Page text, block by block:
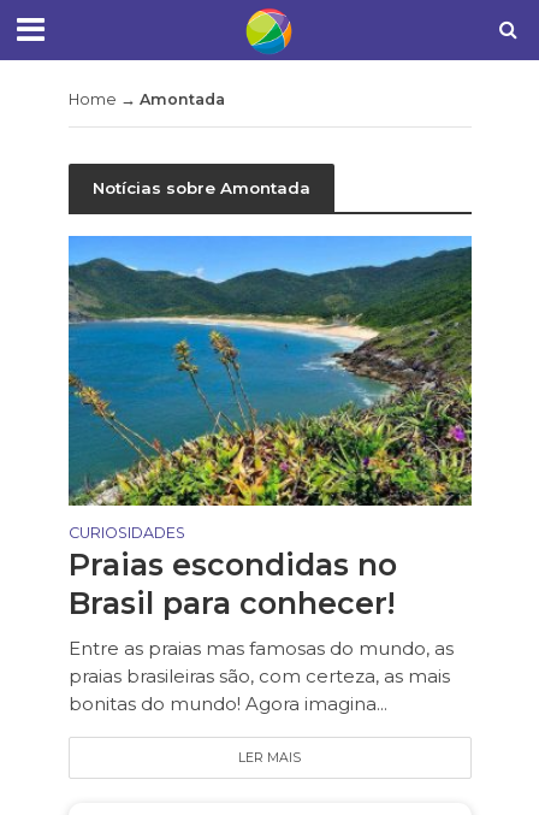
Home → Amontada
Notícias sobre Amontada
CURIOSIDADES
Praias escondidas no
Brasil para conhecer!
Entre as praias mas famosas do mundo, as
praias brasileiras são, com certeza, as mais
bonitas do mundo! Agora imagina...
LER MAIS